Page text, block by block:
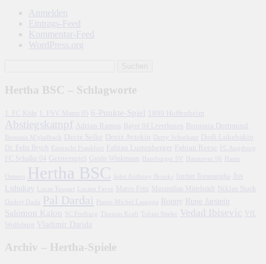
Anmelden
Eintrags-Feed
Kommentar-Feed
WordPress.org
Hertha BSC – Schlagworte
1. FC Köln 1. FSV Mainz 05 6-Punkte-Spiel 1899 Hoffenheim
Abstiegskampf Adrian Ramos Bayer 04 Leverkusen Borussia Dortmund
Borussia M'gladbach Davie Selke Deniz Aytekin Derry Scherhant
Dodi Lukebakio
Dr. Felix Brych
Fabian Lustenberger Fabian Reese
FC Schalke 04 Geisterspiel Guido Winkmann Hamburger SV
Hertha BSC Jordan Torunarigha
Jos
Luhukay
Marco Fritz Maximilian Mittelstädt Niklas Stark
Pal Dardai Pierre-Michel Lasogga Ronny Rune Jarstein
Salomon Kalou SC Freiburg Tobias Stieler Vedad Ibisevic
VfL
Wolfsburg Vladimir Darida
Archiv – Hertha-Spiele